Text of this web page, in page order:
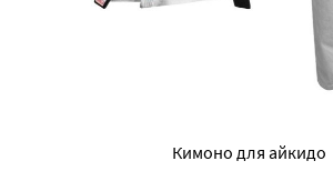
Кимоно для айкидо